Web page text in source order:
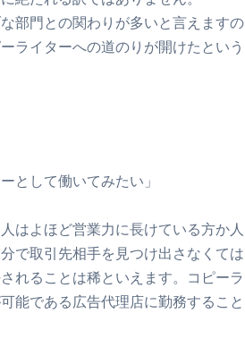
部門との関わりが多いと言えますの
ライターへの道のりが開けたという
として働いてみたい」
はよほど営業力に長けている方か人
で取引先相手を見つけ出さなくては
れることは稀といえます。コピーラ
能である広告代理店に勤務すること